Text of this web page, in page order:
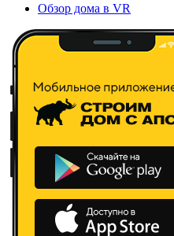
Обзор дома в VR